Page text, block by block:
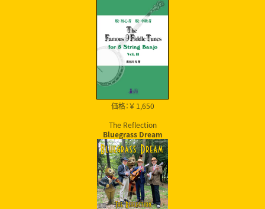
価格：￥ 1,650
The Reflection
Bluegrass Dream